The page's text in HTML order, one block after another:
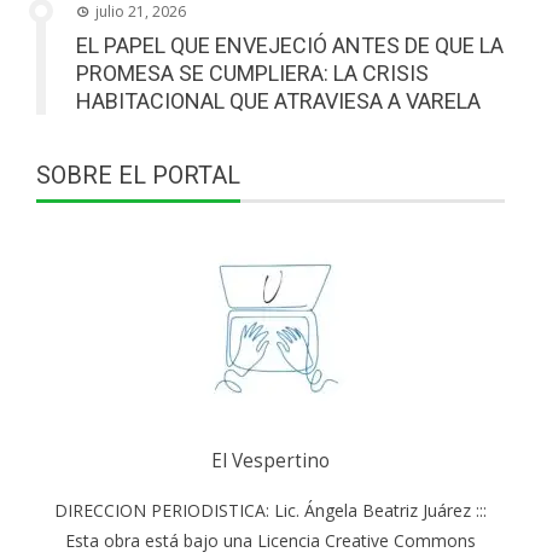
julio 21, 2026
EL PAPEL QUE ENVEJECIÓ ANTES DE QUE LA
PROMESA SE CUMPLIERA: LA CRISIS
HABITACIONAL QUE ATRAVIESA A VARELA
SOBRE EL PORTAL
El Vespertino
DIRECCION PERIODISTICA: Lic. Ángela Beatriz Juárez :::
Esta obra está bajo una Licencia Creative Commons